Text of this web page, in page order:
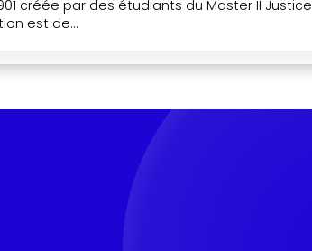
créée par des étudiants du Master II Justice
est de...